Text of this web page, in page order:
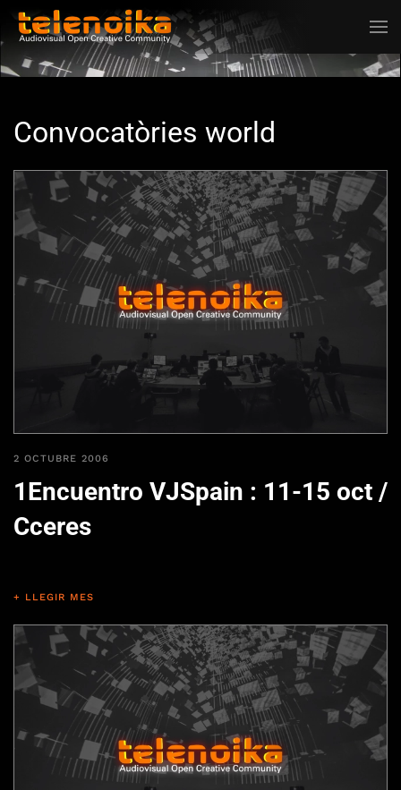
Ir al contenido principal
Convocatòries world
2 OCTUBRE 2006
1Encuentro VJSpain : 11-15 oct /
Cceres
+ LLEGIR MES